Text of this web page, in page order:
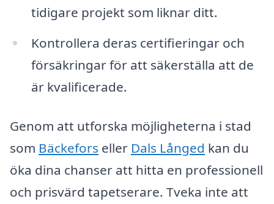
tidigare projekt som liknar ditt.
Kontrollera deras certifieringar och
försäkringar för att säkerställa att de
är kvalificerade.
Genom att utforska möjligheterna i stad
som Bäckefors eller Dals Långed kan du
öka dina chanser att hitta en professionell
och prisvärd tapetserare. Tveka inte att